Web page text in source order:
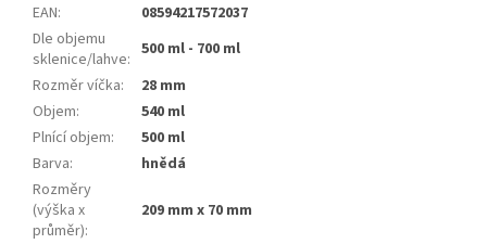
EAN:
08594217572037
Dle objemu
sklenice/lahve: 500 ml - 700 ml
Rozměr víčka:
28 mm
Objem:
540 ml
Plnící objem:
500 ml
Barva:
hnědá
Rozměry
(výška x
průměr):
209 mm x 70 mm